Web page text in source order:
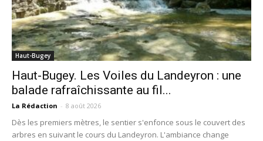
Haut-Bugey
Haut-Bugey. Les Voiles du Landeyron : une
balade rafraîchissante au fil...
La Rédaction - 8 août 2026
Dès les premiers mètres, le sentier s'enfonce sous le couvert des
arbres en suivant le cours du Landeyron. L'ambiance change